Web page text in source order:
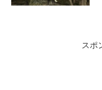
スポ